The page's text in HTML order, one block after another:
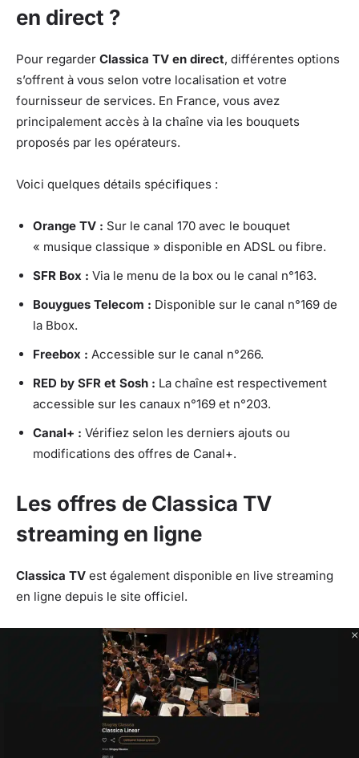
en direct ?
Pour regarder Classica TV en direct, différentes options
s’offrent à vous selon votre localisation et votre
fournisseur de services. En France, vous avez
principalement accès à la chaîne via les bouquets
proposés par les opérateurs.
Voici quelques détails spécifiques :
Orange TV : Sur le canal 170 avec le bouquet
« musique classique » disponible en ADSL ou fibre.
SFR Box : Via le menu de la box ou le canal n°163.
Bouygues Telecom : Disponible sur le canal n°169 de
la Bbox.
Freebox : Accessible sur le canal n°266.
RED by SFR et Sosh : La chaîne est respectivement
accessible sur les canaux n°169 et n°203.
Canal+ : Vérifiez selon les derniers ajouts ou
modifications des offres de Canal+.
Les offres de Classica TV
streaming en ligne
Classica TV est également disponible en live streaming
en ligne depuis le site officiel.